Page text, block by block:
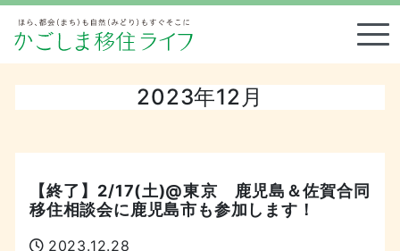
2023年12月
【終了】2/17(土)@東京 鹿児島＆佐賀合同
移住相談会に鹿児島市も参加します！
2023.12.28